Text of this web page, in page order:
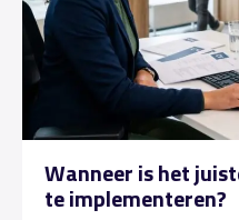
Wanneer is het
te implementeren?